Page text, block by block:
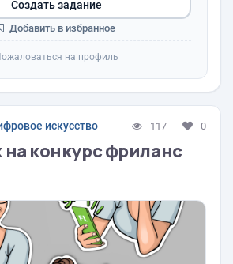
Создать задание
Добавить в избранное
на профиль
искусство 117 0
конкурс фриланс